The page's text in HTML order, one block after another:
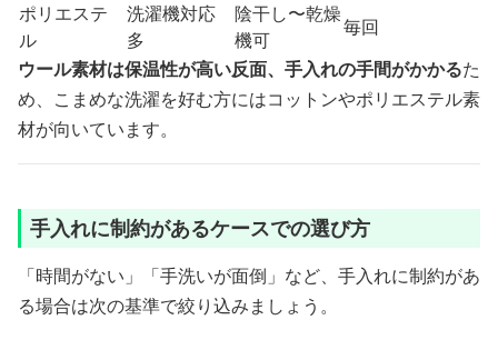
ポリエステ
ル
洗濯機対応
多
陰干し〜乾燥
機可
毎回
ウール素材は保温性が高い反面、手入れの手間がかかるた
め、こまめな洗濯を好む方にはコットンやポリエステル素
材が向いています。
手入れに制約があるケースでの選び方
「時間がない」「手洗いが面倒」など、手入れに制約があ
る場合は次の基準で絞り込みましょう。